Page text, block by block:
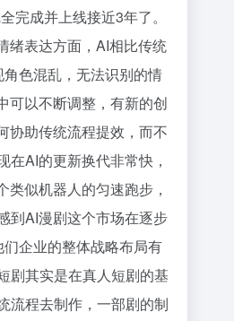
成并上线接近3年了。
绪表达方面，AI相比传统
色混乱，无法识别的情
可以不断调整，有新的创
协助传统流程提效，而不
AI的更新换代非常快，
似机器人的匀速跑步，
到AI漫剧这个市场在逐步
企业的整体战略布局有
剧其实是在真人短剧的基
流程去制作，一部剧的制